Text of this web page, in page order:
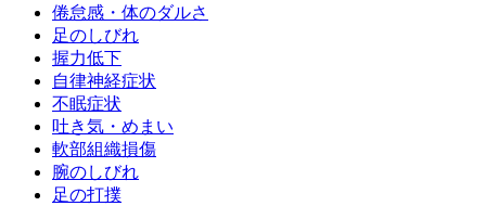
倦怠感・体のダルさ
足のしびれ
握力低下
自律神経症状
不眠症状
吐き気・めまい
軟部組織損傷
腕のしびれ
足の打撲